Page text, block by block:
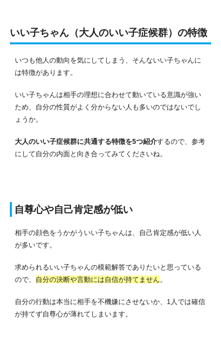
いい子ちゃん（大人のいい子症候群）の特徴
いつも他人の動向を気にしてしまう、そんないい子ちゃんに
は特徴があります。
いい子ちゃんは相手の理想に合わせて動いている意識が強い
ため、自分の性質がよく分からない人も多いのではないでし
ょうか。
大人のいい子症候群に共通する特徴を5つ紹介するので、参考
にして自分の内面と向き合ってみてくださいね。
自尊心や自己肯定感が低い
相手の顔色をうかがういい子ちゃんは、自己肯定感が低い人
が多いです。
求められるいい子ちゃんの模範解答でありたいと思っている
ので、
自分の決断や言動には自信が持てません。
自分の行動は本当に相手を不機嫌にさせないか、1人では確信
が持てず自尊心が薄れてしまいます。